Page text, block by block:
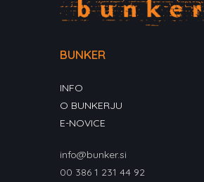
BUNKER
INFO
O BUNKERJU
E-NOVICE
info@bunker.si
00 386 1 231 44 92